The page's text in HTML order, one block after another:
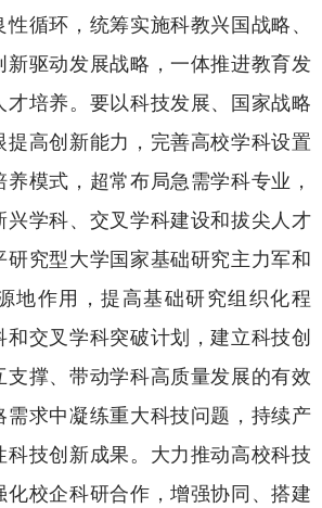
循环，统筹实施科教兴国战略、
新驱动发展战略，一体推进教育发
才培养。要以科技发展、国家战略
提高创新能力，完善高校学科设置
模式，超常布局急需学科专业，
兴学科、交叉学科建设和拔尖人才
究型大学国家基础研究主力军和
地作用，提高基础研究组织化程
和交叉学科突破计划，建立科技创
支撑、带动学科高质量发展的有效
求中凝练重大科技问题，持续产
科技创新成果。大力推动高校科技
化校企科研合作，增强协同、搭建